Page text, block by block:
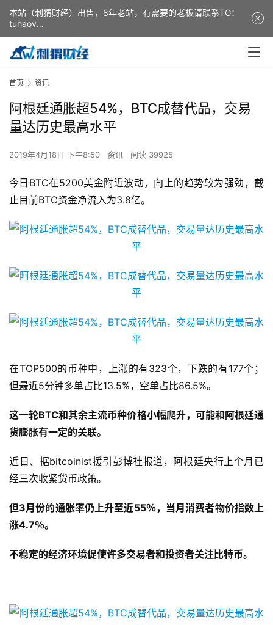
首页 资讯
阿根廷通胀超54%，BTC成替代品，交易
量达历史最高水平
2019年4月18日 下午8:50 资讯 阅读 39925
今日BTC在5200美金附近波动，向上的趋势较为强劲，截
止目前BTC资金净流入为3.8亿。
在TOP500的币种中，上涨的有323个，下跌的有177个；
但最近5分钟多单占比13.5%，空单占比86.5%。
这一轮BTC和其余主流币种价格小幅爬升，可能和阿根廷通
货膨胀有一定的关联。
近日、据bitcoinist援引彭博社报道，阿根廷央行上个月已
经三次收紧货币政策。
但3月份的通胀率仍上升至近55％，当月消费者物价指数上
涨4.7％。
不稳定的经济环境促使许多交易者和投资者关注比特币。
本站（刺猬财经）出售，8年老站，有需要的老板请联系TG：
tuhaov
This website (ciweicaijing) is for sale. It is a 8-year-old
website. If you need it, please contact TG: tuhaov